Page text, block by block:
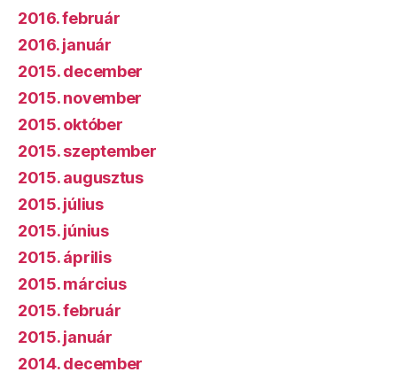
2016. február
2016. január
2015. december
2015. november
2015. október
2015. szeptember
2015. augusztus
2015. július
2015. június
2015. április
2015. március
2015. február
2015. január
2014. december